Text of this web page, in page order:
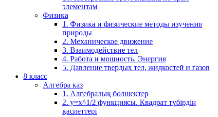
элементам
Физика
1. Физика и физические методы изучения
природы
2. Механическое движение
3. Взаимодействие тел
4. Работа и мощность. Энергия
5. Давление твердых тел, жидкостей и газов
8 класс
Алгебра каз
1. Алгебралық бөлшектер
2. у=х^1/2 функциясы. Квадрат түбірдің
қасиеттері